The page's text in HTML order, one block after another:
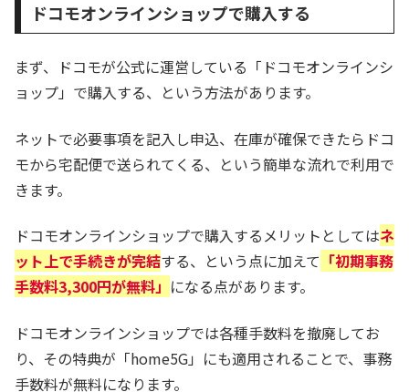
ドコモオンラインショップで購入する
まず、ドコモが公式に運営している「ドコモオンラインシ
ョップ」で購入する、という方法があります。
ネットで必要事項を記入し申込、在庫が確保できたらドコ
モから宅配便で送られてくる、という簡単な流れで利用で
きます。
ドコモオンラインショップで購入するメリットとしてはネ
ット上で手続きが完結する、という点に加えて 「初期事務
手数料3,300円が無料」 になる点があります。
ドコモオンラインショップでは各種手数料を撤廃してお
り、その特典が「home5G」にも適用されることで、事務
手数料が無料になります。